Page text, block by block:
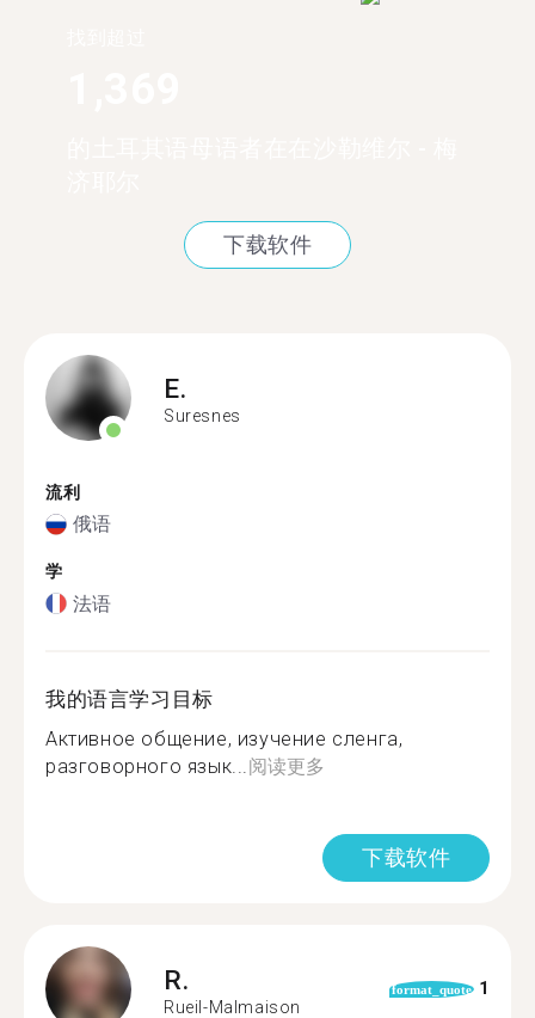
下载软件
E.
Suresnes
流利
俄语
学
法语
我的语言学习目标
Активное общение, изучение сленга,
разговорного язык... 阅读更多
下载软件
R.
Rueil-Malmaison
format_quote 1